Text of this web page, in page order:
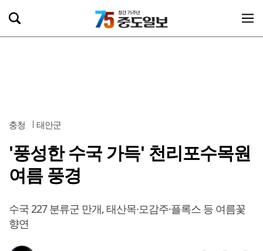
충청 태안군
'풍성한 수국 가득' 천리포수목원
여름 풍경
수국 227 분류군 만개, 태산목·모감주·플록스 등 여름꽃
향연